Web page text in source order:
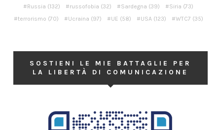
Russia (132) russofobia (32) Sardegna (39) Siria (73)
terrorismo (70) Ucraina (97) UE (58) USA(123) WTC7 (35)
SOSTIENI LE MIE BATTAGLIE PER
LA LIBERTÀ DI COMUNICAZIONE